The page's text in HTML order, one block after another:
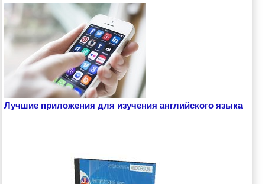
Лучшие приложения для изучения английского языка